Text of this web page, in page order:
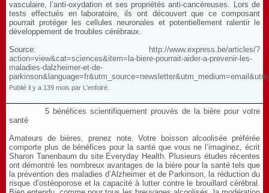
vasculaire, l’anti-oxydation et ses propriétés anti-cancéreuses. Lors de
tests effectués en laboratoire, ils ont découvert que ce composant
pourrait protéger les cellules neuronales et potentiellement ralentir le
développement de troubles cérébraux.
Source:
http://www.express.be/articles/?
action=view&cat=sciences&item=la-biere-pourrait-aider-a-prevenir-les-
maladies-dalzheimer-et-de-
Publié il y a 139 mois par L'enfoiré.
5 bénéfices scientifiquement prouvés de la bière pour votre
santé
Amateurs de bières, prenez note. Votre boisson alcoolisée préférée
comporte plus de bénéfices pour la santé que vous ne l’imaginez, écrit
Sharon Tanenbaum du site Everyday Health. Plusieurs études récentes
ont démontré les nombreux avantages de la bière pour la santé tels que
la prévention des maladies d’Alzheimer et de Parkinson, la réduction du
risque d’ostéoporose et la capacité à lutter contre le brouillard cérébral.